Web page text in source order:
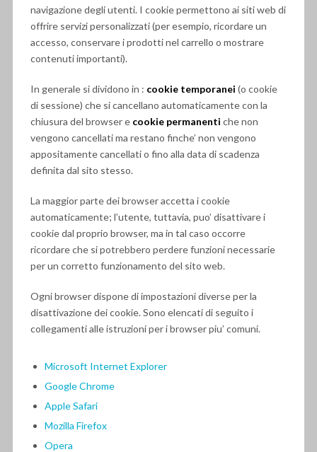
navigazione degli utenti. I cookie permettono ai siti web di
offrire servizi personalizzati (per esempio, ricordare un
accesso, conservare i prodotti nel carrello o mostrare
contenuti importanti).
In generale si dividono in : cookie temporanei (o cookie
di sessione) che si cancellano automaticamente con la
chiusura del browser e cookie permanenti che non
vengono cancellati ma restano finche’ non vengono
appositamente cancellati o fino alla data di scadenza
definita dal sito stesso.
La maggior parte dei browser accetta i cookie
automaticamente; l’utente, tuttavia, puo’ disattivare i
cookie dal proprio browser, ma in tal caso occorre
ricordare che si potrebbero perdere funzioni necessarie
per un corretto funzionamento del sito web.
Ogni browser dispone di impostazioni diverse per la
disattivazione dei cookie. Sono elencati di seguito i
collegamenti alle istruzioni per i browser piu’ comuni.
Microsoft Internet Explorer
Google Chrome
Apple Safari
Mozilla Firefox
Opera